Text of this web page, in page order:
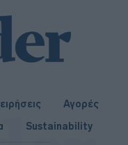
Αγορές
Sustainability